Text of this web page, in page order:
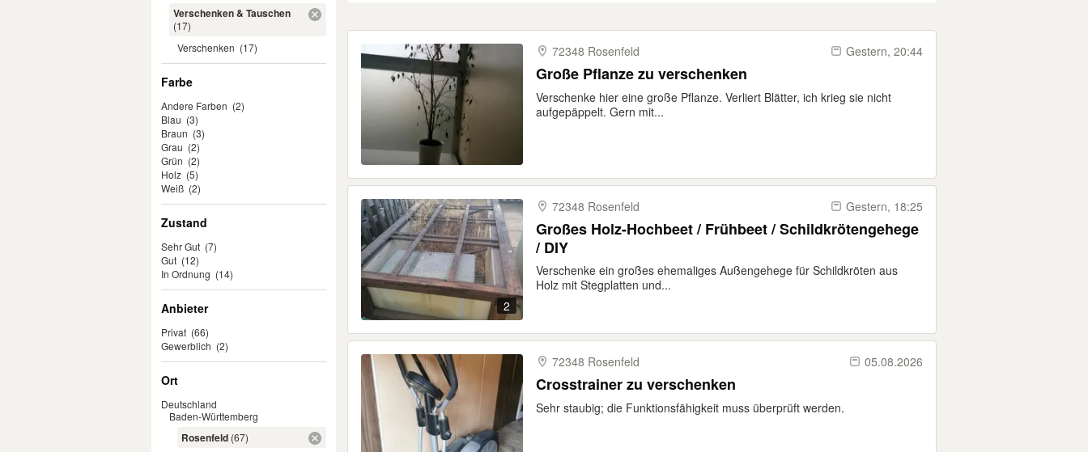
Verschenken & Tauschen
(17)
Verschenken (17)
Farbe
Andere Farben (2)
Blau (3)
Braun (3)
Grau (2)
Grün (2)
Holz (5)
Weiß (2)
Zustand
Sehr Gut (7)
Gut (12)
In Ordnung (14)
Anbieter
Privat (66)
Gewerblich (2)
Ort
Deutschland
Baden-Württemberg
Rosenfeld (67)
72348 Rosenfeld
Gestern, 20:44
Große Pflanze zu verschenken
Verschenke hier eine große Pflanze. Verliert Blätter, ich krieg sie nicht
aufgepäppelt. Gern mit...
2
72348 Rosenfeld Gestern, 18:25
Großes Holz-Hochbeet / Frühbeet / Schildkrötengehege
/ DIY
Verschenke ein großes ehemaliges Außengehege für Schildkröten aus
Holz mit Stegplatten und...
72348 Rosenfeld 05.08.2026
Crosstrainer zu verschenken
Sehr staubig; die Funktionsfähigkeit muss überprüft werden.